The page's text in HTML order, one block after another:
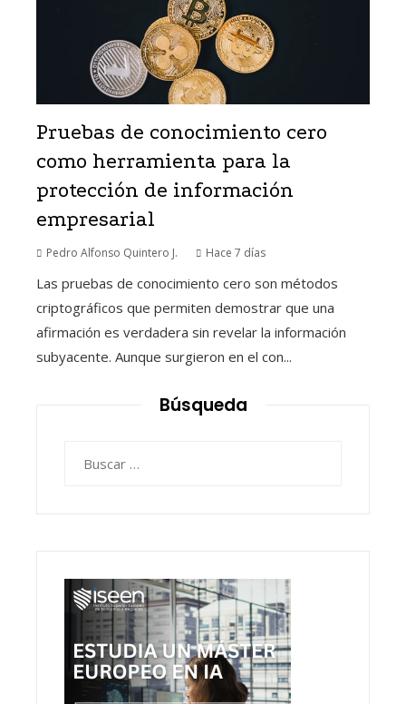
Pruebas de conocimiento cero
como herramienta para la
protección de información
empresarial
Pedro Alfonso Quintero J. Hace 7 días
Las pruebas de conocimiento cero son métodos
criptográficos que permiten demostrar que una
afirmación es verdadera sin revelar la información
subyacente. Aunque surgieron en el con...
Búsqueda